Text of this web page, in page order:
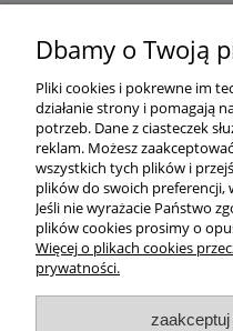
Dbamy o Twoją
Pliki cookies i pokrewne im
działanie strony i pomagają
potrzeb. Dane z ciasteczek
reklam. Możesz
wszystkich tych plików i
plików do swoich preferencji,
Jeśli nie wyrażacie Państwo
plików cookies prosimy o
Więcej o plikach cookies
prywatności.